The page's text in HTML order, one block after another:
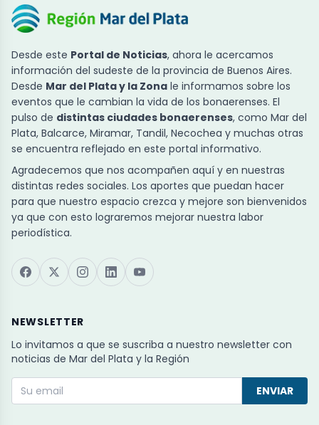
Desde este Portal de Noticias, ahora le acercamos
información del sudeste de la provincia de Buenos Aires.
Desde Mar del Plata y la Zona le informamos sobre los
eventos que le cambian la vida de los bonaerenses. El
pulso de distintas ciudades bonaerenses, como Mar del
Plata, Balcarce, Miramar, Tandil, Necochea y muchas otras
se encuentra reflejado en este portal informativo.
Agradecemos que nos acompañen aquí y en nuestras
distintas redes sociales. Los aportes que puedan hacer
para que nuestro espacio crezca y mejore son bienvenidos
ya que con esto lograremos mejorar nuestra labor
periodística.
NEWSLETTER
Lo invitamos a que se suscriba a nuestro newsletter con
noticias de Mar del Plata y la Región
ENVIAR